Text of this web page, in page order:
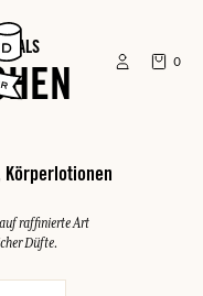
0
Körperlotionen
raffinierte Art
Düfte.